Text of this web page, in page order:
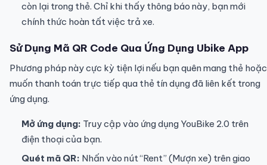
còn lại trong thẻ. Chỉ khi thấy thông báo này, bạn mới
chính thức hoàn tất việc trả xe.
Sử Dụng Mã QR Code Qua Ứng Dụng Ubike App
Phương pháp này cực kỳ tiện lợi nếu bạn quên mang thẻ hoặc
muốn thanh toán trực tiếp qua thẻ tín dụng đã liên kết trong
ứng dụng.
Mở ứng dụng: Truy cập vào ứng dụng YouBike 2.0 trên
điện thoại của bạn.
Quét mã QR: Nhấn vào nút “Rent” (Mượn xe) trên giao